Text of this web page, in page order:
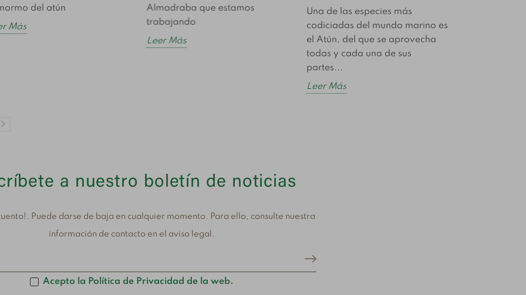
del atún
Más
Almadraba que estamos
trabajando
Leer Más
Una de las especies más
codiciadas del mundo marino es
el Atún, del que se aprovecha
todas y cada una de sus
partes...
Leer Más
a nuestro boletín de noticias
Puede darse de baja en cualquier momento. Para ello, consulte nuestra
información de contacto en el aviso legal.
Acepto la Política de Privacidad de la web.